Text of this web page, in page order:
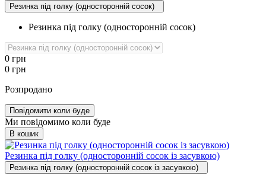
Резинка під голку (односторонній сосок)
Резинка під голку (односторонній сосок)
0 грн
0 грн
Розпродано
Повідомити коли буде
Ми повідомимо коли буде
В кошик
Резинка під голку (односторонній сосок із засувкою)
Резинка під голку (односторонній сосок із засувкою)